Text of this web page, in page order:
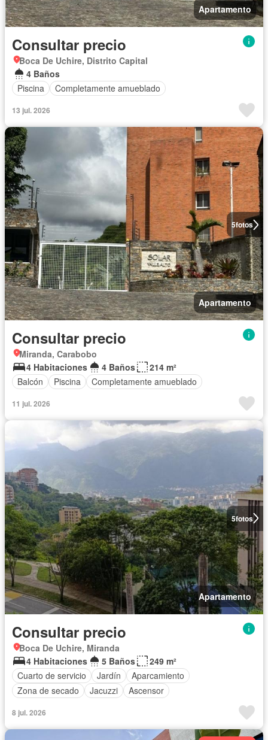
Apartamento
Consultar precio
Boca De Uchire, Distrito Capital
4 Baños
Piscina
Completamente amueblado
13 jul. 2026
5fotos
Apartamento
Consultar precio
Miranda, Carabobo
4 Habitaciones
4 Baños
214 m²
Balcón
Piscina Completamente amueblado
11 jul. 2026
5fotos
Apartamento
Consultar precio
Boca De Uchire, Miranda
4 Habitaciones
5 Baños
249 m²
Cuarto de servicio
Jardín
Aparcamiento
Zona de secado
Jacuzzi Ascensor
8 jul. 2026